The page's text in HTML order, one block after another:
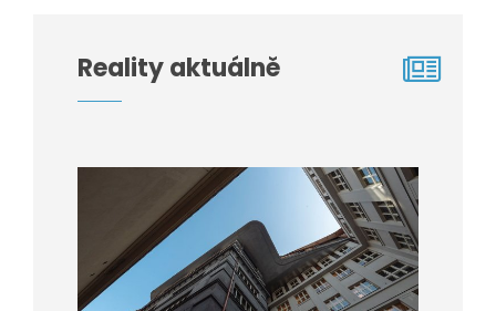
Reality aktuálně